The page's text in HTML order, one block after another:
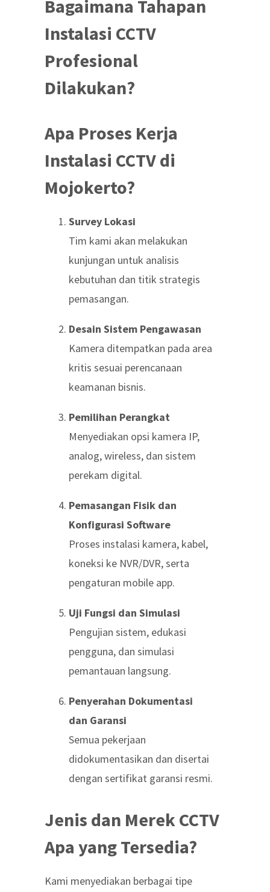
Bagaimana Tahapan
Instalasi CCTV
Profesional
Dilakukan?
Apa Proses Kerja
Instalasi CCTV di
Mojokerto?
Survey Lokasi
Tim kami akan melakukan
kunjungan untuk analisis
kebutuhan dan titik strategis
pemasangan.
Desain Sistem Pengawasan
Kamera ditempatkan pada area
kritis sesuai perencanaan
keamanan bisnis.
Pemilihan Perangkat
Menyediakan opsi kamera IP,
analog, wireless, dan sistem
perekam digital.
Pemasangan Fisik dan
Konfigurasi Software
Proses instalasi kamera, kabel,
koneksi ke NVR/DVR, serta
pengaturan mobile app.
Uji Fungsi dan Simulasi
Pengujian sistem, edukasi
pengguna, dan simulasi
pemantauan langsung.
Penyerahan Dokumentasi
dan Garansi
Semua pekerjaan
didokumentasikan dan disertai
dengan sertifikat garansi resmi.
Jenis dan Merek CCTV
Apa yang Tersedia?
Kami menyediakan berbagai tipe